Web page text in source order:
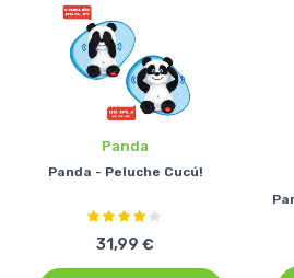
Panda
Panda - Peluche Cucú!
Classificação:
31,99 €